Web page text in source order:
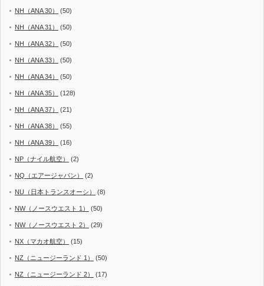
NH（ANA 30） (50)
NH（ANA 31） (50)
NH（ANA 32） (50)
NH（ANA 33） (50)
NH（ANA 34） (50)
NH（ANA 35） (128)
NH（ANA 37） (21)
NH（ANA 38） (55)
NH（ANA 39） (16)
NP（ナイル航空） (2)
NQ（エアージャパン） (2)
NU（日本トランスオーシ） (8)
NW（ノースウエスト 1） (50)
NW（ノースウエスト 2） (29)
NX（マカオ航空） (15)
NZ（ニュージーランド 1） (50)
NZ（ニュージーランド 2） (17)